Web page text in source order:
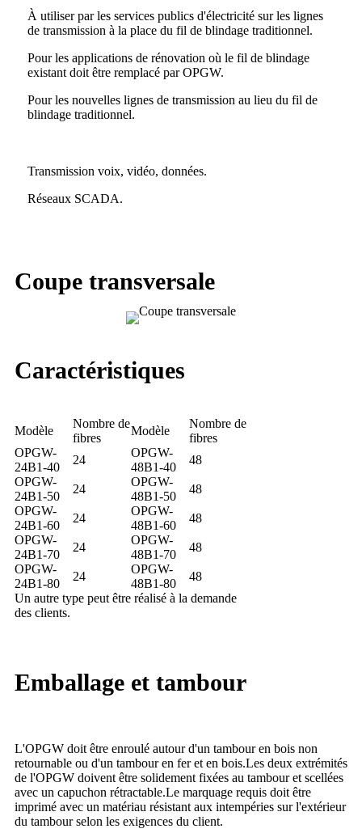
À utiliser par les services publics d'électricité sur les lignes
de transmission à la place du fil de blindage traditionnel.
Pour les applications de rénovation où le fil de blindage
existant doit être remplacé par OPGW.
Pour les nouvelles lignes de transmission au lieu du fil de
blindage traditionnel.
Transmission voix, vidéo, données.
Réseaux SCADA.
Coupe transversale
Caractéristiques
Modèle
Nombre de
fibres
Modèle
Nombre de
fibres
OPGW-
24B1-40
24
OPGW-
48B1-40
48
OPGW-
24B1-50
24
OPGW-
48B1-50
48
OPGW-
24B1-60
24
OPGW-
48B1-60
48
OPGW-
24B1-70
24
OPGW-
48B1-70
48
OPGW-
24B1-80
24
OPGW-
48B1-80
48
Un autre type peut être réalisé à la demande
des clients.
Emballage et tambour
L'OPGW doit être enroulé autour d'un tambour en bois non
retournable ou d'un tambour en fer et en bois.Les deux extrémités
de l'OPGW doivent être solidement fixées au tambour et scellées
avec un capuchon rétractable.Le marquage requis doit être
imprimé avec un matériau résistant aux intempéries sur l'extérieur
du tambour selon les exigences du client.